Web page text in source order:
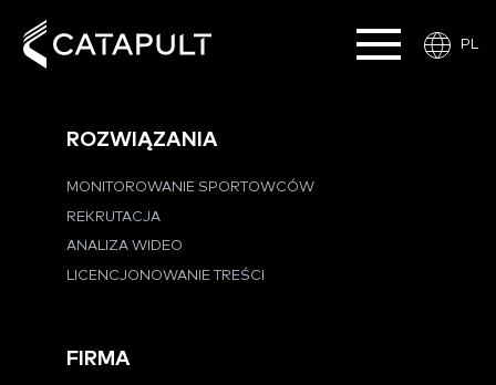
PL
ROZWIĄZANIA
MONITOROWANIE SPORTOWCÓW
REKRUTACJA
ANALIZA WIDEO
LICENCJONOWANIE TREŚCI
FIRMA